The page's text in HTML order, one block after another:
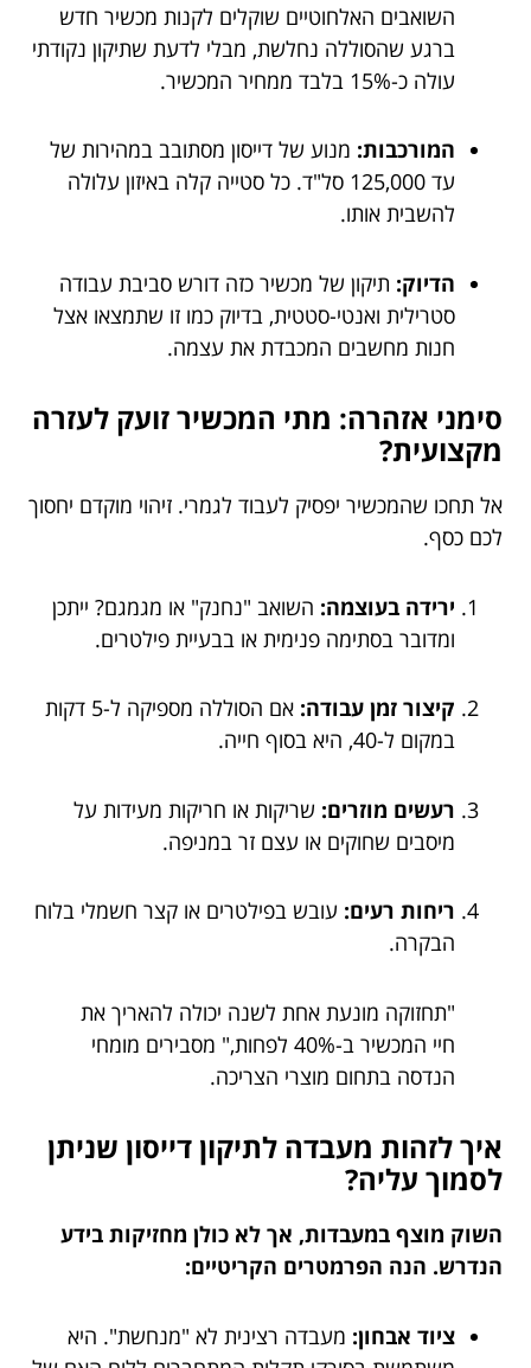
השואבים האלחוטיים שוקלים לקנות מכשיר חדש
ברגע שהסוללה נחלשת, מבלי לדעת שתיקון נקודתי
עולה כ-15% בלבד ממחיר המכשיר.
המורכבות: מנוע של דייסון מסתובב במהירות של
עד 125,000 סל"ד. כל סטייה קלה באיזון עלולה
להשבית אותו.
הדיוק: תיקון של מכשיר כזה דורש סביבת עבודה
סטרילית ואנטי-סטטית, בדיוק כמו זו שתמצאו אצל
חנות מחשבים המכבדת את עצמה.
סימני אזהרה: מתי המכשיר זועק לעזרה
מקצועית?
אל תחכו שהמכשיר יפסיק לעבוד לגמרי. זיהוי מוקדם יחסוך
לכם כסף.
ירידה בעוצמה: השואב "נחנק" או מגמגם? ייתכן
ומדובר בסתימה פנימית או בבעיית פילטרים.
קיצור זמן עבודה:
אם הסוללה מספיקה ל-5 דקות
במקום ל-40, היא בסוף חייה.
רעשים מוזרים: שריקות או חריקות מעידות על
מיסבים שחוקים או עצם זר במניפה.
ריחות רעים: עובש בפילטרים או קצר חשמלי בלוח
הבקרה.
"תחזוקה מונעת אחת לשנה יכולה להאריך את
חיי המכשיר ב-40% לפחות," מסבירים מומחי
הנדסה בתחום מוצרי הצריכה.
איך לזהות מעבדה לתיקון דייסון שניתן
לסמוך עליה?
השוק מוצף במעבדות, אך לא כולן מחזיקות בידע
הנדרש. הנה הפרמטרים הקריטיים:
ציוד אבחון: מעבדה רצינית לא "מנחשת". היא